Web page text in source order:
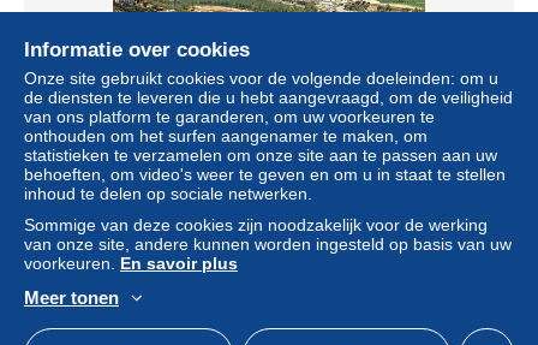
13-AUBAGNE-N°T2179-B/0055
± US$ 6,91
Informatie over cookies
Onze site gebruikt cookies voor de volgende doeleinden: om u
de diensten te leveren die u hebt aangevraagd, om de veiligheid
van ons platform te garanderen, om uw voorkeuren te
onthouden om het surfen aangenamer te maken, om
statistieken te verzamelen om onze site aan te passen aan uw
behoeften, om video's weer te geven en om u in staat te stellen
inhoud te delen op sociale netwerken.
Sommige van deze cookies zijn noodzakelijk voor de werking
van onze site, andere kunnen worden ingesteld op basis van uw
voorkeuren. En savoir plus
Meer tonen